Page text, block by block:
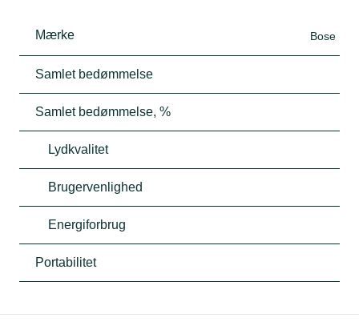
Mærke Bose
Samlet bedømmelse
Samlet bedømmelse, %
Lydkvalitet
Brugervenlighed
Energiforbrug
Portabilitet